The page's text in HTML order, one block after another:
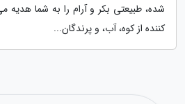
شده، طبیعتی بکر و آرام را به شما
کننده از کوه، آب، و پرندگان...